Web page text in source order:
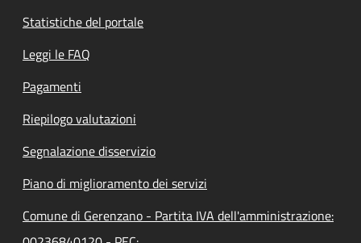
Statistiche del portale
Leggi le FAQ
Pagamenti
Riepilogo valutazioni
Segnalazione disservizio
Piano di miglioramento dei servizi
Comune di Gerenzano - Partita IVA dell'amministrazione: